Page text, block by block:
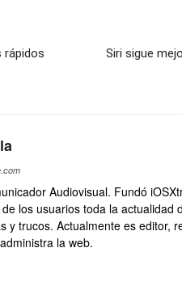
rápidos
Siri sigue
Audiovisual. Fundó
los usuarios toda la actualidad
y trucos. Actualmente es editor,
la web.